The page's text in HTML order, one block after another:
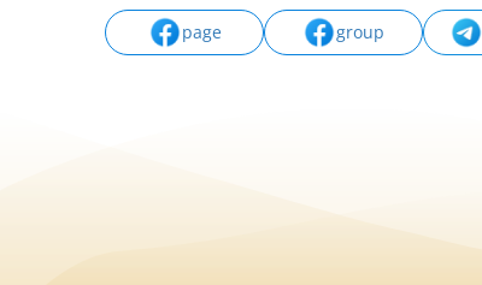
page group